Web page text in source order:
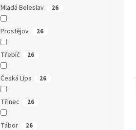
Mladá Boleslav 26
Prostějov 26
Třebíč 26
Česká Lípa 26
Třinec 26
Tábor 26